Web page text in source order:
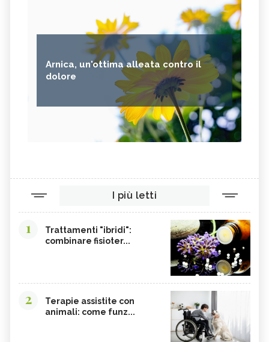
Arnica, un'ottima alleata contro il
dolore
I più letti
1
Trattamenti "ibridi":
combinare fisioter...
2
Terapie assistite con
animali: come funz...